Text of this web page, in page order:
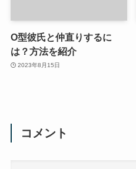
O型彼氏と仲直りするに
は？方法を紹介
2023年8月15日
コメント